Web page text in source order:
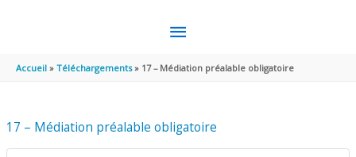
MENU
PRINCIPAL
Accueil Téléchargements 17 – Médiation préalable obligatoire
17 – Médiation préalable obligatoire